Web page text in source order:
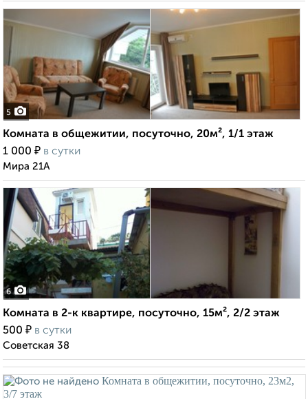
5
Комната в общежитии, посуточно, 20м², 1/1 этаж
1 000 ₽ в сутки
Мира 21А
6
Комната в 2-к квартире, посуточно, 15м², 2/2 этаж
500 ₽ в сутки
Советская 38